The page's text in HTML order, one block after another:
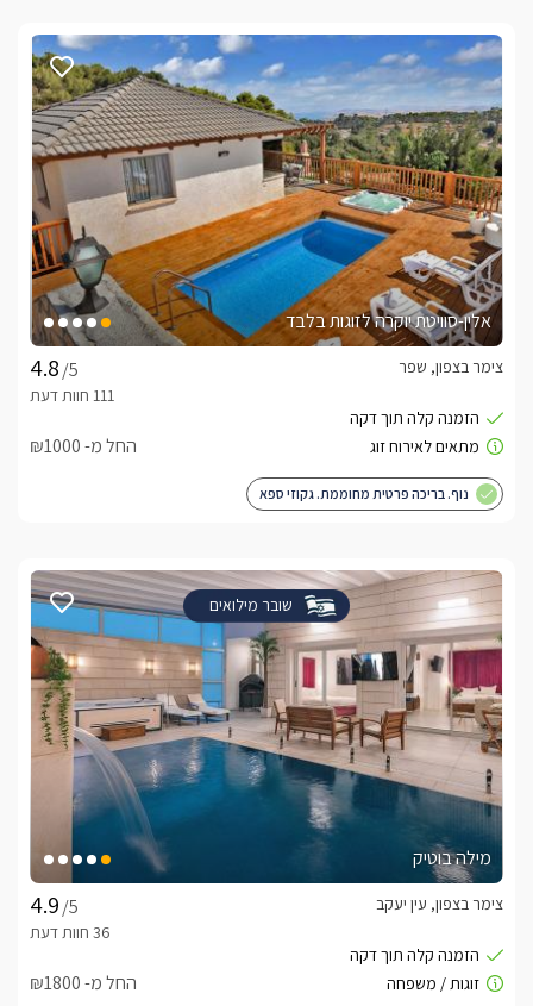
אלין-סוויטת יוקרה לזוגות בלבד
/5
צימר בצפון, שפר
החל מ- ₪1000
נוף. בריכה פרטית מחוממת. גקוזי ספא
שובר מילואים
מילה בוטיק
/5
צימר בצפון, עין יעקב
החל מ- ₪1800